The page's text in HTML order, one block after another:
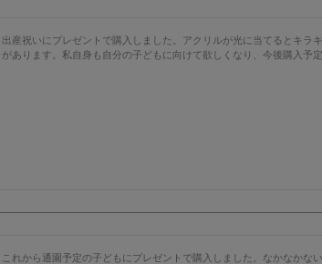
出産祝いにプレゼントで購入しました。アクリルが光に当てるとキラ
があります。私自身も自分の子どもに向けて欲しくなり、今後購入予定
これから通園予定の子どもにプレゼントで購入しました。なかなかな